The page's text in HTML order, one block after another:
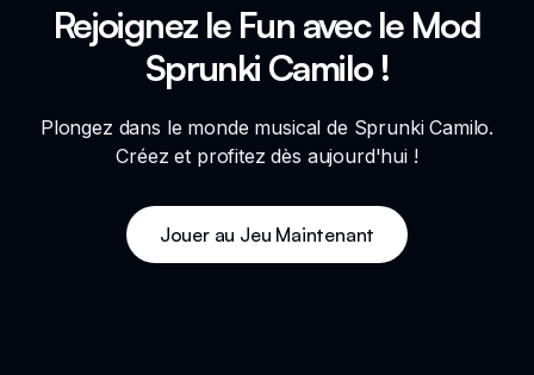
Rejoignez le Fun avec le Mod
Sprunki Camilo !
Plongez dans le monde musical de Sprunki Camilo.
Créez et profitez dès aujourd'hui !
Jouer au Jeu Maintenant